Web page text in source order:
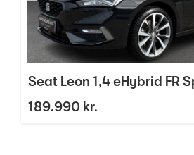
189.990 kr.